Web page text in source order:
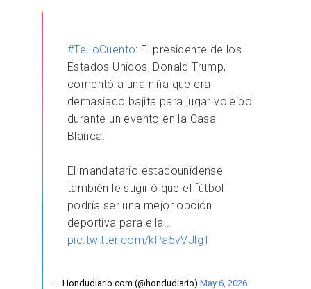
#TeLoCuento: El presidente de los
Estados Unidos, Donald Trump,
comentó a una niña que era
demasiado bajita para jugar voleibol
durante un evento en la Casa
Blanca.
El mandatario estadounidense
también le sugirió que el fútbol
podría ser una mejor opción
deportiva para ella…
pic.twitter.com/kPa5vVJlgT
— Hondudiario.com (@hondudiario) May 6, 2026